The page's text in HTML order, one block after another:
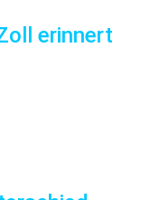
erinnert